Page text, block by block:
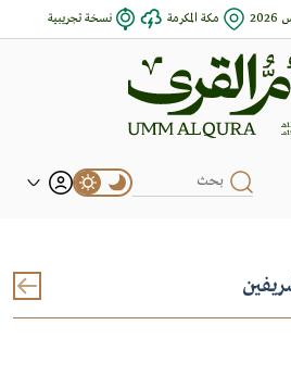
مكة المكرمة نسخة تجريبية